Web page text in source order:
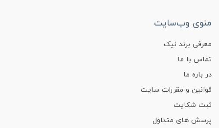
منوی وب‌سایت
معرفی برند نیک
تماس با ما
در باره ما
قوانین و مقررات سایت
ثبت شکایت
پرسش های متداول